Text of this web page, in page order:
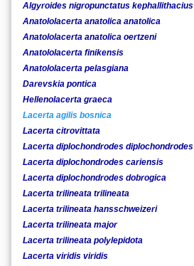
Algyroides nigropunctatus kephallithacius
Anatololacerta anatolica anatolica
Anatololacerta anatolica oertzeni
Anatololacerta finikensis
Anatololacerta pelasgiana
Darevskia pontica
Hellenolacerta graeca
Lacerta agilis bosnica
Lacerta citrovittata
Lacerta diplochondrodes diplochondrodes
Lacerta diplochondrodes cariensis
Lacerta diplochondrodes dobrogica
Lacerta trilineata trilineata
Lacerta trilineata hansschweizeri
Lacerta trilineata major
Lacerta trilineata polylepidota
Lacerta viridis viridis